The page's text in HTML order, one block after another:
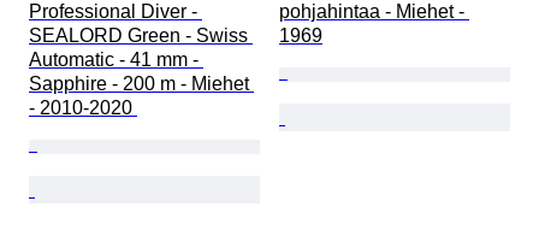
Professional Diver -
SEALORD Green - Swiss
Automatic - 41 mm -
Sapphire - 200 m - Miehet
- 2010-2020
pohjahintaa - Miehet -
1969